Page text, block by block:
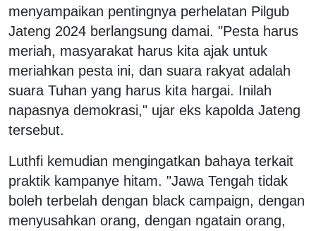
menyampaikan pentingnya perhelatan Pilgub
Jateng 2024 berlangsung damai. "Pesta harus
meriah, masyarakat harus kita ajak untuk
meriahkan pesta ini, dan suara rakyat adalah
suara Tuhan yang harus kita hargai. Inilah
napasnya demokrasi," ujar eks kapolda Jateng
tersebut.
Luthfi kemudian mengingatkan bahaya terkait
praktik kampanye hitam. "Jawa Tengah tidak
boleh terbelah dengan black campaign, dengan
menyusahkan orang, dengan ngatain orang,